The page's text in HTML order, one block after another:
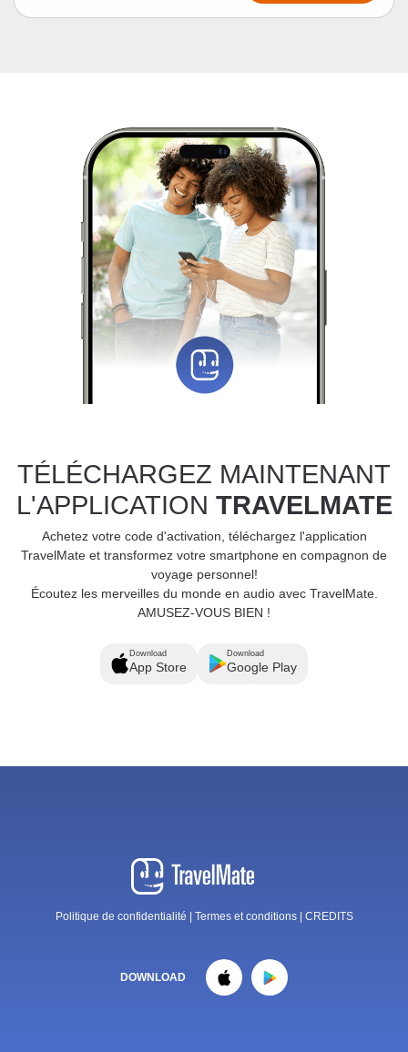
TÉLÉCHARGEZ MAINTENANT
L'APPLICATION TRAVELMATE
Achetez votre code d'activation, téléchargez l'application
TravelMate et transformez votre smartphone en compagnon de
voyage personnel!
Écoutez les merveilles du monde en audio avec TravelMate.
AMUSEZ-VOUS BIEN !
Download
App Store
Download
Google Play
Politique de confidentialité Termes et conditions CREDITS
DOWNLOAD